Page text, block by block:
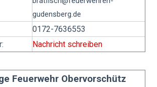
gudensberg.de
0172-7636553
Nachricht schreiben
Feuerwehr Obervorschütz